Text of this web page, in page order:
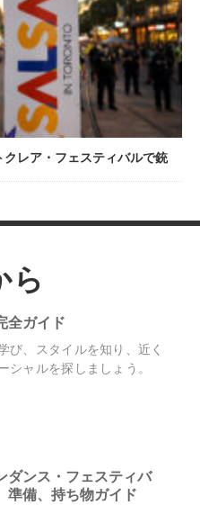
レア・フェスティバルで銃
ら
全ガイド
び、スタイルを知り、近く
シャルを探しましょう。
ダンス・フェスティバ
準備、持ち物ガイド